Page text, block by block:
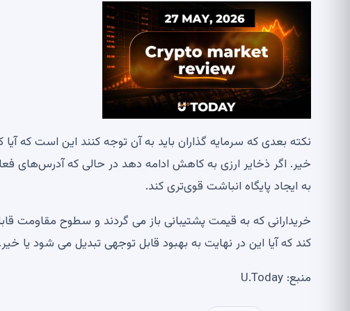
نکته بعدی که سرمایه گذاران باید به آن توجه کنند این است که
خیر. اگر ذخایر ارزی به کاهش ادامه دهد در حالی که آدرس‌های
به ایجاد پایگاه انباشت قوی‌تری کند.
خریدارانی که به قیمت پشتیبانی باز می گردند و سطوح مقاومت
کند که آیا این در نهایت به بهبود قابل توجهی تبدیل می شود یا خیر.
منبع: U.Today